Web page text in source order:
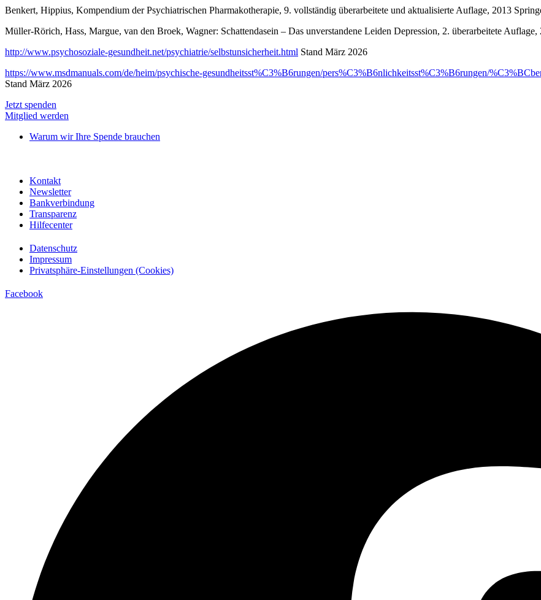
Benkert, Hippius, Kompendium der Psychiatrischen Pharmakotherapie, 9. vollständig überarbeitete und aktualisierte Auflage, 2013
Müller-Rörich, Hass, Margue, van den Broek, Wagner: Schattendasein – Das unverstandene Leiden Depression, 2. überarbeitete
http://www.psychosoziale-gesundheit.net/psychiatrie/selbstunsicherheit.html Stand März 2026
https://www.msdmanuals.com/de/heim/psychische-gesundheitsst%C3%B6rungen/pers%C3%B6nlichkeitsst%C3%B6rungen/
Stand März 2026
Jetzt spenden
Mitglied werden
Warum wir Ihre Spende brauchen
Kontakt
Newsletter
Bankverbindung
Transparenz
Hilfecenter
Datenschutz
Impressum
Privatsphäre-Einstellungen (Cookies)
Facebook